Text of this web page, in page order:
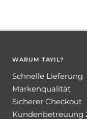
WARUM TAYIL?
Schnelle Lieferung
Markenqualität
Sicherer Checkout
Kundenbetreuung